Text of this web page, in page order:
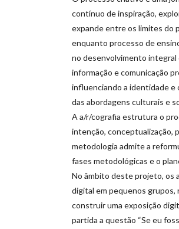
contínuo de inspiração,
expande entre os limites do
enquanto processo de
no desenvolvimento integral
informação e comunicação
influenciando a identidade e
das abordagens culturais e
A a/r/cografia estrutura o
intenção, conceptualização,
metodologia admite a
fases metodológicas e o
No âmbito deste projeto, os
digital em pequenos grupos,
construir uma exposição
partida a questão “Se eu